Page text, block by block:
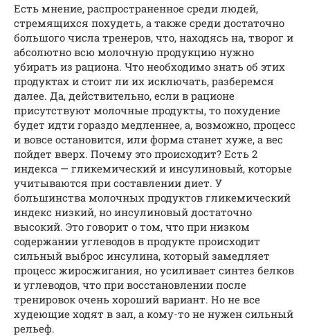
Есть мнение, распространенное среди людей,
стремящихся похудеть, а также среди достаточно
большого числа тренеров, что, находясь на, творог и
абсолютно всю молочную продукцию нужно
убирать из рациона. Что необходимо знать об этих
продуктах и стоит ли их исключать, разберемся
далее. Да, действительно, если в рационе
присутствуют молочные продукты, то похудение
будет идти гораздо медленнее, а, возможно, процесс
и вовсе остановится, или форма станет хуже, а вес
пойдет вверх. Почему это происходит? Есть 2
индекса — гликемический и инсулиновый, которые
учитываются при составлении диет. У
большинства молочных продуктов гликемический
индекс низкий, но инсулиновый достаточно
высокий. Это говорит о том, что при низком
содержании углеводов в продукте происходит
сильный выброс инсулина, который замедляет
процесс жиросжигания, но усиливает синтез белков
и углеводов, что при восстановлении после
тренировок очень хороший вариант. Но не все
худеющие ходят в зал, а кому-то не нужен сильный
рельеф.